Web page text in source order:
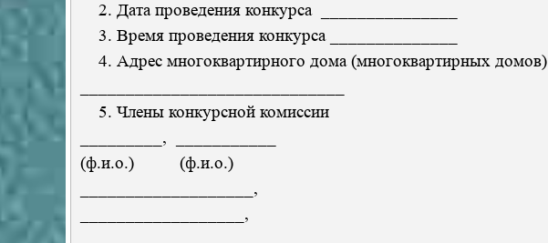
2. Дата проведения конкурса _______________
3. Время проведения конкурса ______________
4. Адрес многоквартирного дома (многоквартирных домов)
5. Члены конкурсной комиссии
_________, ___________
(ф.и.о.) (ф.и.о.)
___________________,
__________________,